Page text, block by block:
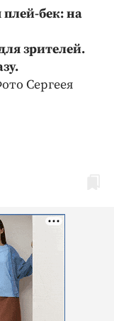
плей-бек: на
зрителей.
Сергеея